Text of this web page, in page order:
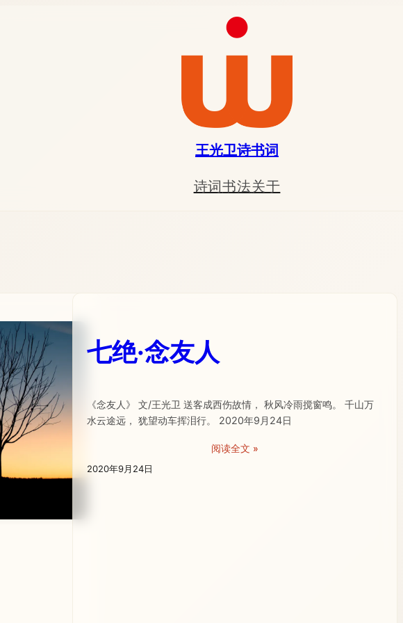
王光卫诗书词
诗词书法关于
七绝·念友人
《念友人》 文/王光卫 送客成西伤故情， 秋风冷雨搅窗鸣。 千山万
水云途远， 犹望动车挥泪行。 2020年9月24日
阅读全文 »
2020年9月24日